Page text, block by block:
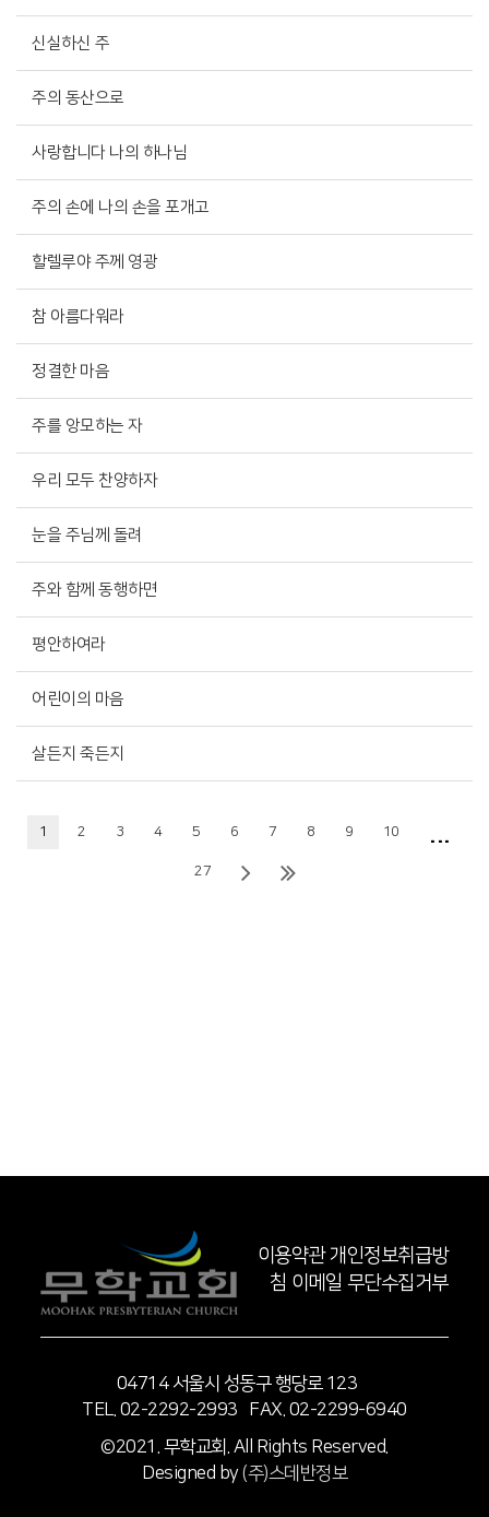
신실하신 주
주의 동산으로
사랑합니다 나의 하나님
주의 손에 나의 손을 포개고
할렐루야 주께 영광
참 아름다워라
정결한 마음
주를 앙모하는 자
우리 모두 찬양하자
눈을 주님께 돌려
주와 함께 동행하면
평안하여라
어린이의 마음
살든지 죽든지
1 2 3 4 5 6 7 8 9 10 ...
27
이용약관 개인정보취급방
침 이메일 무단수집거부
04714 서울시 성동구 행당로 123
TEL. 02-2292-2993 FAX. 02-2299-6940
©2021. 무학교회. All Rights Reserved.
Designed by(주)스데반정보